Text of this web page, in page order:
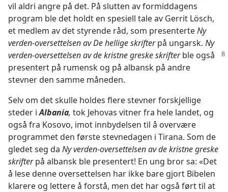
vil aldri angre på det. På slutten av formiddagens
program ble det holdt en spesiell tale av Gerrit Lösch,
et medlem av det styrende råd, som presenterteNy
verden-oversettelsen av De hellige skrifterpå ungarsk. Ny
verden-oversettelsen av de kristne greske skrifterble også
presentert på rumensk og på albansk på andre
stevner den samme måneden.
Selv om det skulle holdes flere stevner forskjellige
steder iAlbania, tok Jehovas vitner fra hele landet, og
også fra Kosovo, imot innbydelsen til å overvære
programmet den første stevnedagen i Tirana. Som de
gledet seg da Ny verden-oversettelsen av de kristne greske
skrifterpå albansk ble presentert! En ung bror sa: «Det
å lese denne oversettelsen har ikke bare gjort Bibelen
klarere og lettere å forstå, men det har også ført til at